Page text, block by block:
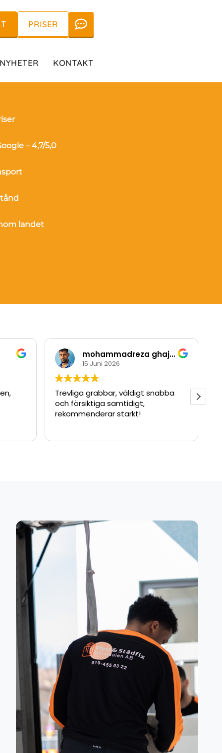
PRISER
KONTAKT
– 4,7/5,0
landet
mohammadreza ghajarzadeh
15 Juni 2026
Trevliga grabbar, väldigt snabba
och försiktiga samtidigt,
rekommenderar starkt!